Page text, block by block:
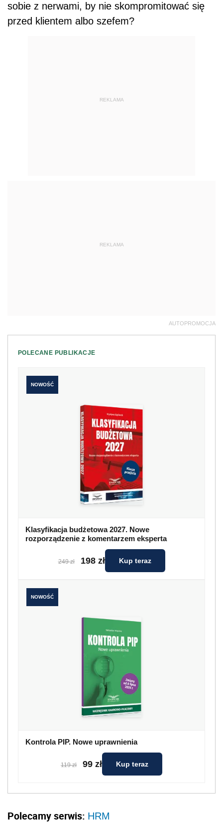
sobie z nerwami, by nie skompromitować się
przed klientem albo szefem?
REKLAMA
REKLAMA
AUTOPROMOCJA
POLECANE PUBLIKACJE
NOWOŚĆ
Klasyfikacja budżetowa 2027. Nowe
rozporządzenie z komentarzem eksperta
249 zł 198 zł Kup teraz
NOWOŚĆ
Kontrola PIP. Nowe uprawnienia
119 zł 99 zł Kup teraz
Polecamy serwis: HRM